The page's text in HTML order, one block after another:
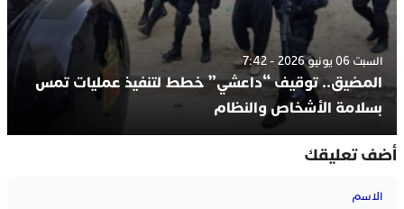
السبت 06 يونيو 2026 - 7:42
المضيق.. توقيف “داعشي” خطط لتنفيذ عمليات تمس
بسلامة الأشخاص والنظام
أضف تعليقك